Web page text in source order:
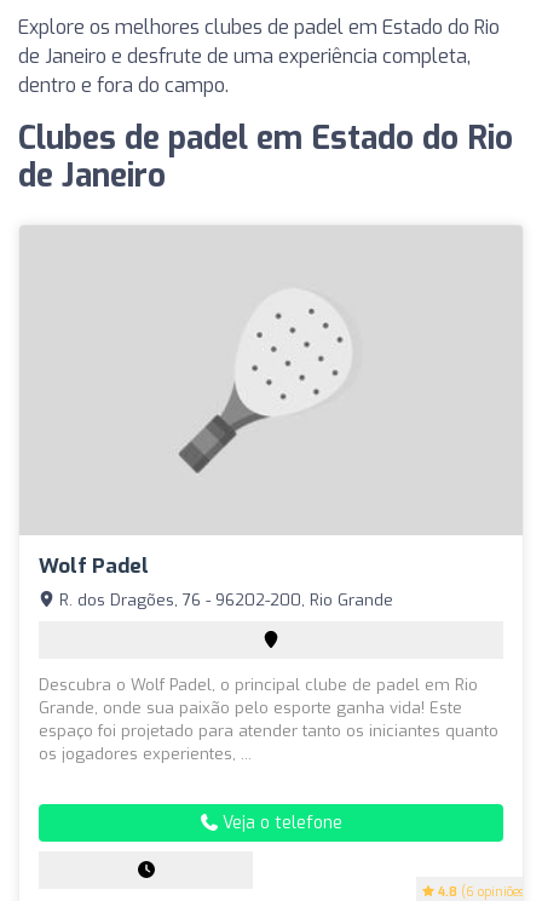
Explore os melhores clubes de padel em Estado do Rio
de Janeiro e desfrute de uma experiência completa,
dentro e fora do campo.
Clubes de padel em Estado do Rio
de Janeiro
Wolf Padel
4.8 (6 opiniões)
R. dos Dragões, 76 - 96202-200, Rio Grande
Descubra o Wolf Padel, o principal clube de padel em Rio
Grande, onde sua paixão pelo esporte ganha vida! Este
espaço foi projetado para atender tanto os iniciantes quanto
os jogadores experientes, ...
Veja o telefone